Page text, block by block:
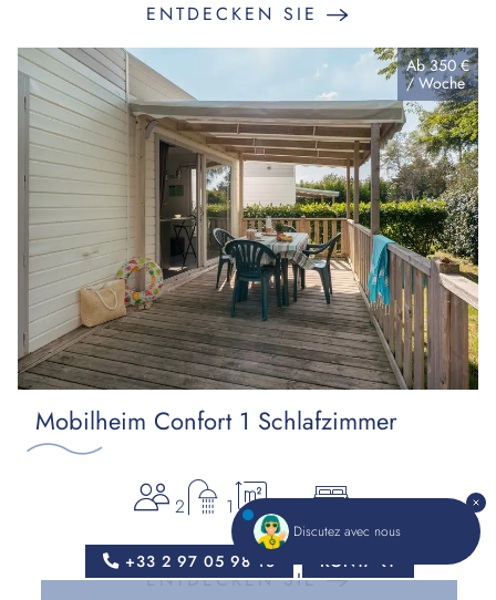
+33 2 97 05 98 18 KONTAKT
ENTDECKEN SIE
Ab350 €
/Woche
Mobilheim Confort 1 Schlafzimmer
2 1 20m² 1
ENTDECKEN SIE
Discutez avec nous